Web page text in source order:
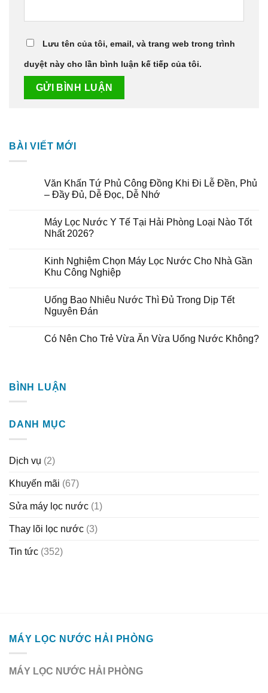
Lưu tên của tôi, email, và trang web trong trình
duyệt này cho lần bình luận kế tiếp của tôi.
BÀI VIẾT MỚI
Văn Khấn Tứ Phủ Công Đồng Khi Đi Lễ Đền, Phủ
– Đầy Đủ, Dễ Đọc, Dễ Nhớ
Máy Lọc Nước Y Tế Tại Hải Phòng Loại Nào Tốt
Nhất 2026?
Kinh Nghiệm Chọn Máy Lọc Nước Cho Nhà Gần
Khu Công Nghiệp
Uống Bao Nhiêu Nước Thì Đủ Trong Dịp Tết
Nguyên Đán
Có Nên Cho Trẻ Vừa Ăn Vừa Uống Nước Không?
BÌNH LUẬN
DANH MỤC
Dịch vụ (2)
Khuyến mãi (67)
Sửa máy lọc nước (1)
Thay lõi lọc nước (3)
Tin tức (352)
MÁY LỌC NƯỚC HẢI PHÒNG
MÁY LỌC NƯỚC HẢI PHÒNG